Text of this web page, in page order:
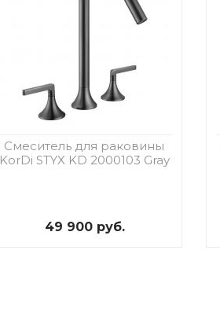
Смеситель для раковины
KorDi STYX KD 2000103 Gray
49 900 руб.